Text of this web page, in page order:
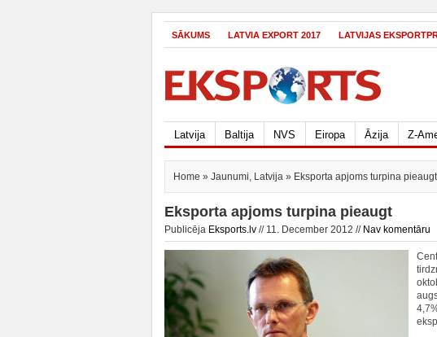
SĀKUMS LATVIA EXPORT 2017 LATVIJAS
Latvija Baltija NVS Eiropa Āzija Z-
Home » Jaunumi, Latvija » Eksporta apjoms turpina pieaugt
Eksporta apjoms turpina pieaugt
Publicēja Eksports.lv // 11. December 2012 // Nav komentāru